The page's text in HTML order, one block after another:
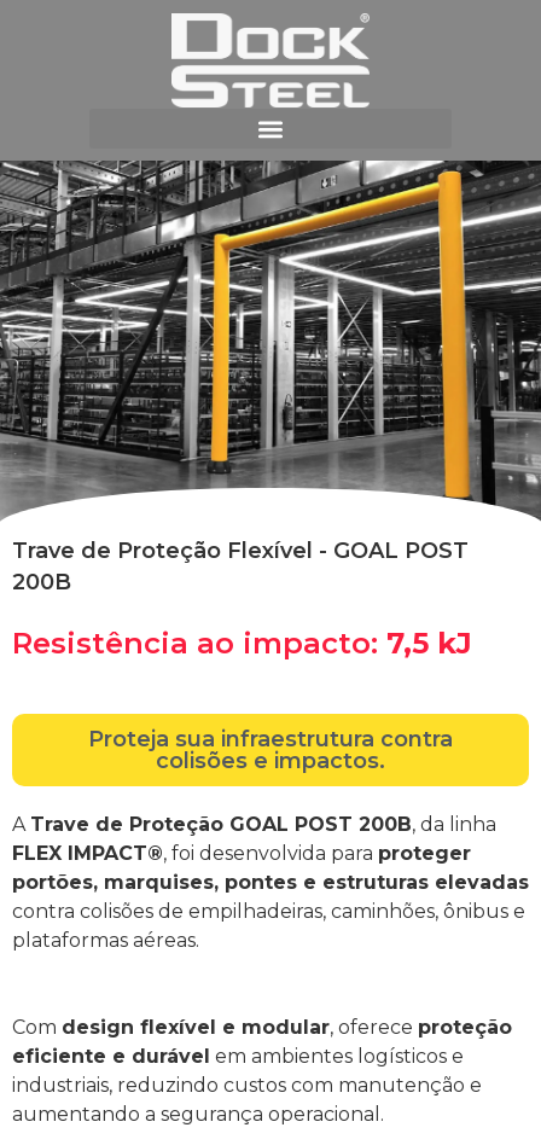
Trave de Proteção Flexível - GOAL POST
200B
Resistência ao impacto: 7,5 kJ
Proteja sua infraestrutura contra
colisões e impactos.
A Trave de Proteção GOAL POST 200B, da linha
FLEX IMPACT®, foi desenvolvida para proteger
portões, marquises, pontes e estruturas elevadas
contra colisões de empilhadeiras, caminhões, ônibus e
plataformas aéreas.
Com design flexível e modular, oferece proteção
eficiente e durável em ambientes logísticos e
industriais, reduzindo custos com manutenção e
aumentando a segurança operacional.